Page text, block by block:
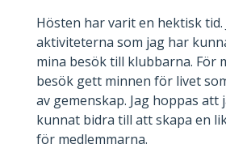
Hösten har varit en hektisk
aktiviteterna som jag har
mina besök till klubbarna. För
besök gett minnen för livet
av gemenskap. Jag hoppas att
kunnat bidra till att skapa en
för medlemmarna.